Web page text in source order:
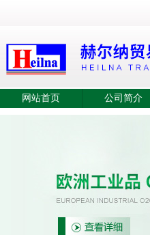
网站首页 公司简介